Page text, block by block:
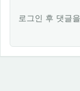
로그인 후 댓글